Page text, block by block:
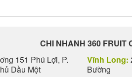
CHI NHANH 360 FRUIT
151 Phú Lợi, P.
Dầu Một
Vĩnh Long:
Bường